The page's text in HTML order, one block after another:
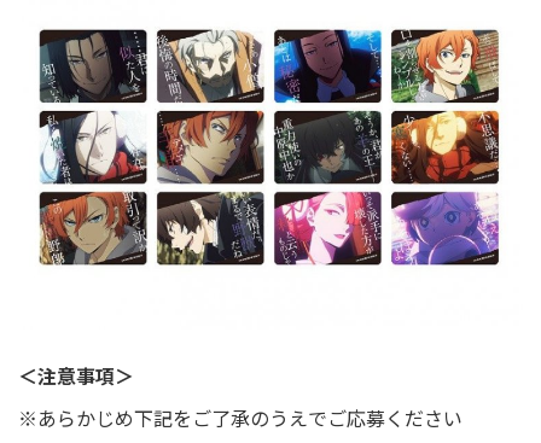
＜注意事項＞
※あらかじめ下記をご了承のうえでご応募ください